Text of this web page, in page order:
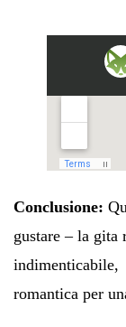
Conclusione:
gustare – la gita
indimenticabile,
romantica per